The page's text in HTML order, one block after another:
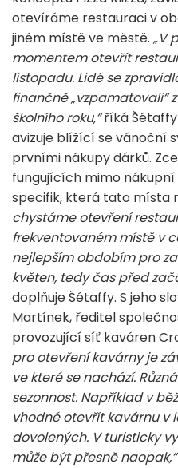
otevíráme restauraci v
jiném místě ve městě. „V
momentem otevřít
listopadu. Lidé se
finančně „vzpamatovali“
školního roku,“říká Šétaffy
avizuje blížící se vánoční
prvními nákupy dárků.
fungujících mimo
specifik, která tato místa
chystáme otevření
frekventovaném místě v
nejlepším obdobím pro
květen, tedy čas před
doplňuje Šétaffy. S jeho
Martínek, ředitel
provozující síť kaváren
pro otevření kavárny je
ve které se nachází.
sezonnost. Například v
vhodné otevřít kavárnu v
dovolených. V turisticky
může být přesně naopak,“